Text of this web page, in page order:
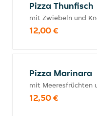
Pizza Thunfisch
mit Zwiebeln und
12,00 €
Pizza Marinara
mit Meeresfrüchten
12,50 €